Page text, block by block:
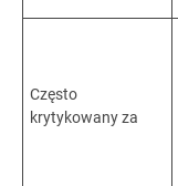
Często
krytykowany za